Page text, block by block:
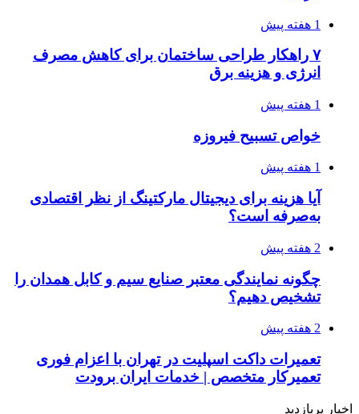
1 هفته پیش
۷ راهکار طراحی ساختمان برای کاهش مصرف
انرژی و هزینه برق
1 هفته پیش
خواص تسبیح فیروزه
1 هفته پیش
آیا هزینه برای دیجیتال مارکتینگ از نظر اقتصادی
به‌صرفه است؟
2 هفته پیش
چگونه نمایندگی معتبر صنایع سیم و کابل همدان را
تشخیص دهیم؟
2 هفته پیش
تعمیرات داکت اسپلیت در تهران با اعزام فوری
تعمیرکار متخصص | خدمات ایران برودت
اخبار پربازدید